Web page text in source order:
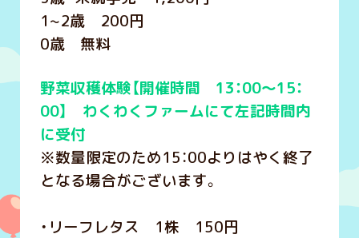
1~2歳 200円
0歳 無料
野菜収穫体験【開催時間 13：00～15：
00】 わくわくファームにて左記時間内
に受付
※数量限定のため15：00よりはやく終了
となる場合がございます。
・リーフレタス 1株 150円